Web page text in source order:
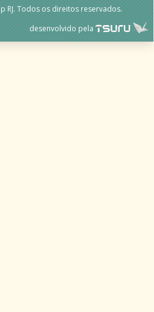
RJ. Todos os direitos reservados.
desenvolvido pela